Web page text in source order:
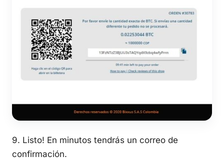
9. Listo! En minutos tendrás un correo de
confirmación.